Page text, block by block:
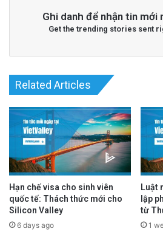
Read More@San Jose
Ghi danh để nhận tin mới
Get the trending stories sent
Related Articles
Hạn chế visa cho sinh viên
quốc tế: Thách thức mới cho
Silicon Valley
6 days ago
Luật
lập
từ
1